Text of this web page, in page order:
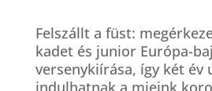
Felszállt a füst:
kadet és junior Európa-
versenykiírása, így két év
indulhatnak a mieink